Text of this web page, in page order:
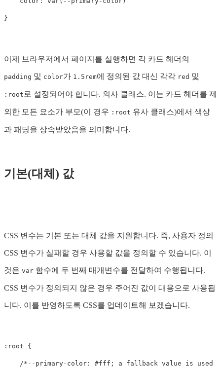
}
이제 브라우저에서 페이지를 실행하면 각 카드 헤더의
padding 및 color가 1.5rem에 정의된 값 대신 각각 red 및
:root 로 설정되어야 합니다. 의사 클래스. 이는 카드 헤더를 제
외한 모든 요소가 부모(이 경우 :root 유사 클래스)에서 색상
과 패딩을 상속받았음을 의미합니다.
기본(대체) 값
CSS 변수는 기본 또는 대체 값을 지원합니다. 즉, 사용자 정의
CSS 변수가 실패할 경우 사용할 값을 정의할 수 있습니다. 이
것은 var 함수에 두 번째 매개변수를 전달하여 수행됩니다.
CSS 변수가 정의되지 않은 경우 주어진 값이 대용으로 사용됩
니다. 이를 반영하도록 CSS를 업데이트해 보겠습니다.
:root {
/*--primary-color: #fff; a fallback value is used